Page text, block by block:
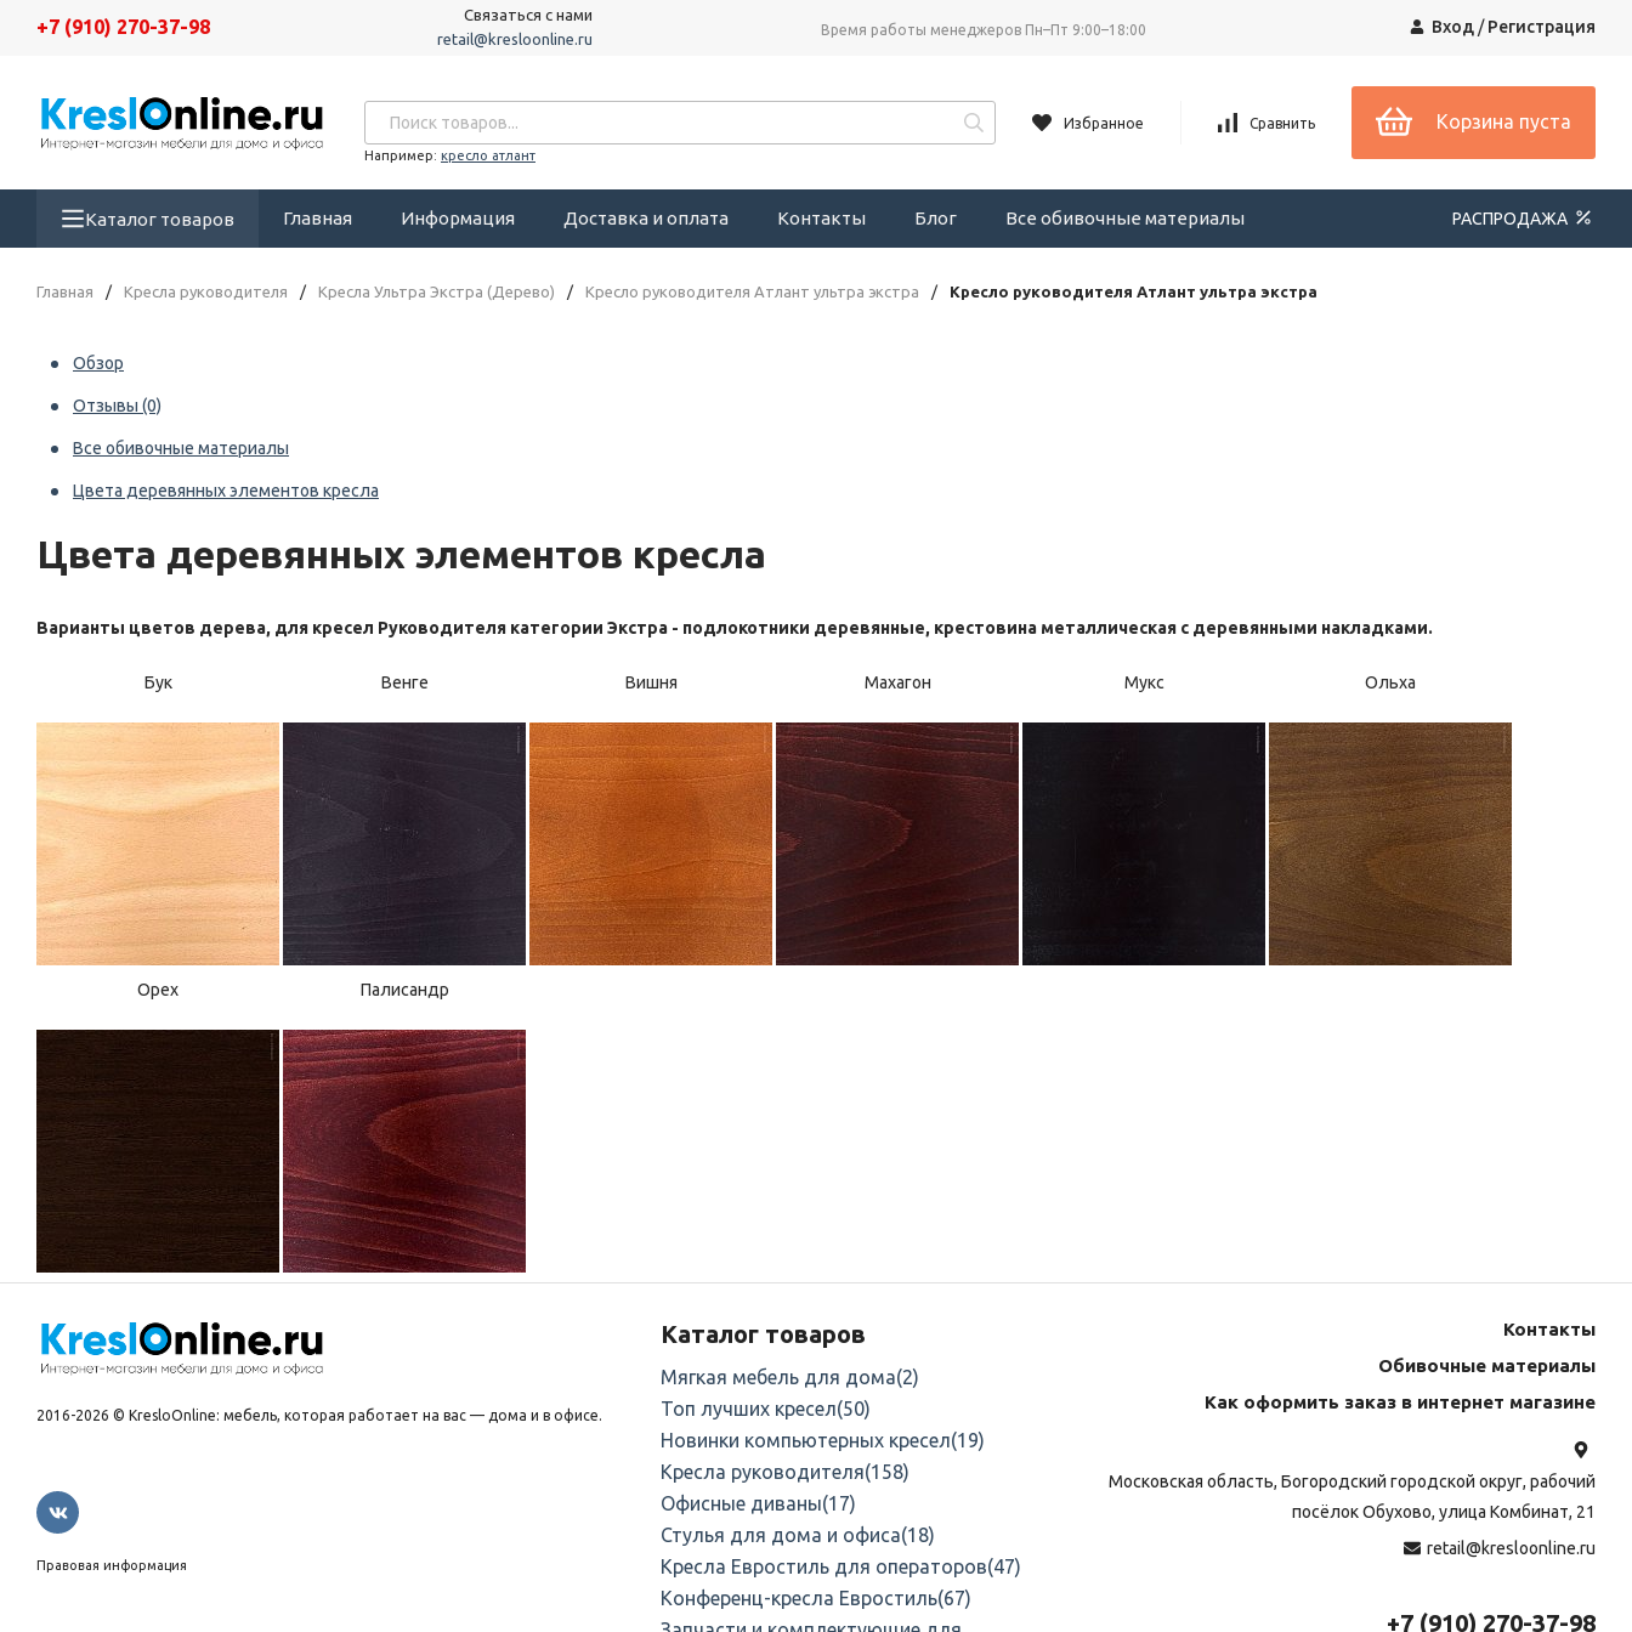
+7 (910) 270-37-98
Связаться с нами
retail@kresloonline.ru
Время работы менеджеров Пн–Пт 9:00–18:00 Вход/Регистрация
Например: кресло атлант
Избранное Сравнить Корзина пуста
Каталог товаров Главная Информация Доставка и оплата Контакты Блог Все обивочные материалы РАСПРОДАЖА
Главная / Кресла руководителя / Кресла Ультра Экстра (Дерево) / Кресло руководителя Атлант ультра экстра / Кресло руководителя Атлант ультра экстра
Обзор
Отзывы (0)
Все обивочные материалы
Цвета деревянных элементов кресла
Цвета деревянных элементов кресла
Варианты цветов дерева, для кресел Руководителя категории Экстра - подлокотники деревянные, крестовина металлическая с деревянными накладками.
Бук Венге Вишня Махагон Мукс Ольха
Орех Палисандр
2016-2026 © KresloOnline: мебель, которая работает на вас — дома и в офисе.
Правовая информация
Каталог товаров
Мягкая мебель для дома(2)
Топ лучших кресел(50)
Новинки компьютерных кресел(19)
Кресла руководителя(158)
Офисные диваны(17)
Стулья для дома и офиса(18)
Кресла Евростиль для операторов(47)
Конференц-кресла Евростиль(67)
Контакты
Обивочные материалы
Как оформить заказ в интернет магазине
Московская область, Богородский городской округ, рабочий
посёлок Обухово, улица Комбинат, 21
retail@kresloonline.ru
+7 (910) 270-37-98